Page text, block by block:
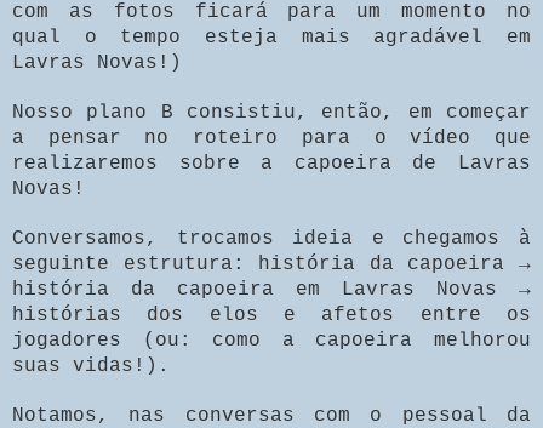
com as fotos ficará para um momento no
qual o tempo esteja mais agradável em
Lavras Novas!)
Nosso plano B consistiu, então, em começar
a pensar no roteiro para o vídeo que
realizaremos sobre a capoeira de Lavras
Novas!
Conversamos, trocamos ideia e chegamos à
seguinte estrutura: história da capoeira →
história da capoeira em Lavras Novas →
histórias dos elos e afetos entre os
jogadores (ou: como a capoeira melhorou
suas vidas!).
Notamos, nas conversas com o pessoal da